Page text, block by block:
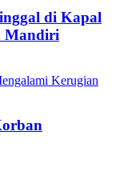
di Kapal
Mandiri